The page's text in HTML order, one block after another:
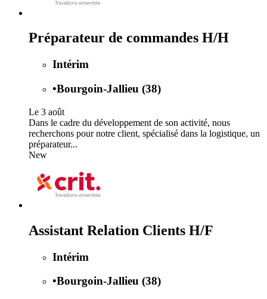
Préparateur de commandes H/H
Intérim
•Bourgoin-Jallieu (38)
Le 3 août
Dans le cadre du développement de son activité, nous
recherchons pour notre client, spécialisé dans la logistique, un
préparateur...
New
Assistant Relation Clients H/F
Intérim
•Bourgoin-Jallieu (38)